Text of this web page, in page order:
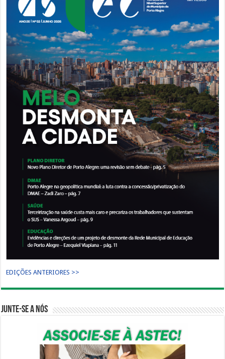
EDIÇÕES ANTERIORES >>
Junte-se a nós